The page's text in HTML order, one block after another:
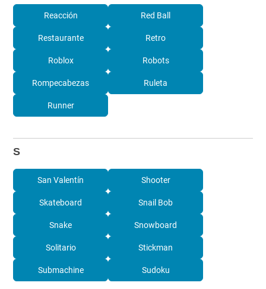
Reacción Red Ball
Restaurante Retro
Roblox Robots
Rompecabezas Ruleta
Runner
S
San Valentín Shooter
Skateboard Snail Bob
Snake Snowboard
Solitario Stickman
Submachine Sudoku